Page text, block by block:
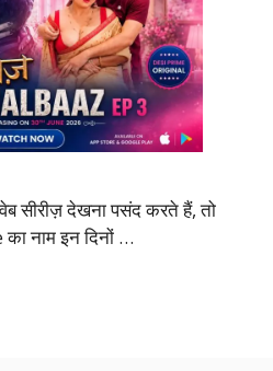
सीरीज़ देखना पसंद करते हैं, तो
नाम इन दिनों …